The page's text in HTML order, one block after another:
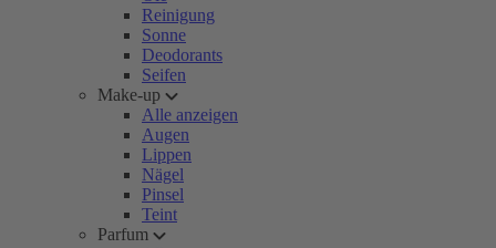
Reinigung
Sonne
Deodorants
Seifen
Make-up
Alle anzeigen
Augen
Lippen
Nägel
Pinsel
Teint
Parfum